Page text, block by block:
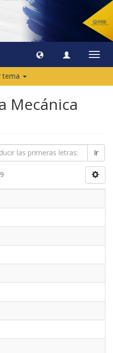
tema
Mecánica
Ir